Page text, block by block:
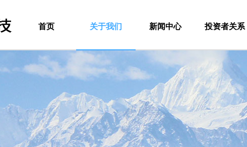
首页 关于我们 新闻中心 投资者关系